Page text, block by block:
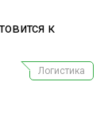
к
Логистика